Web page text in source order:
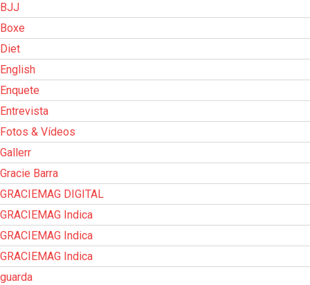
BJJ
Boxe
Diet
English
Enquete
Entrevista
Fotos & Vídeos
Gallerr
Gracie Barra
GRACIEMAG DIGITAL
GRACIEMAG Indica
GRACIEMAG Indica
GRACIEMAG Indica
guarda